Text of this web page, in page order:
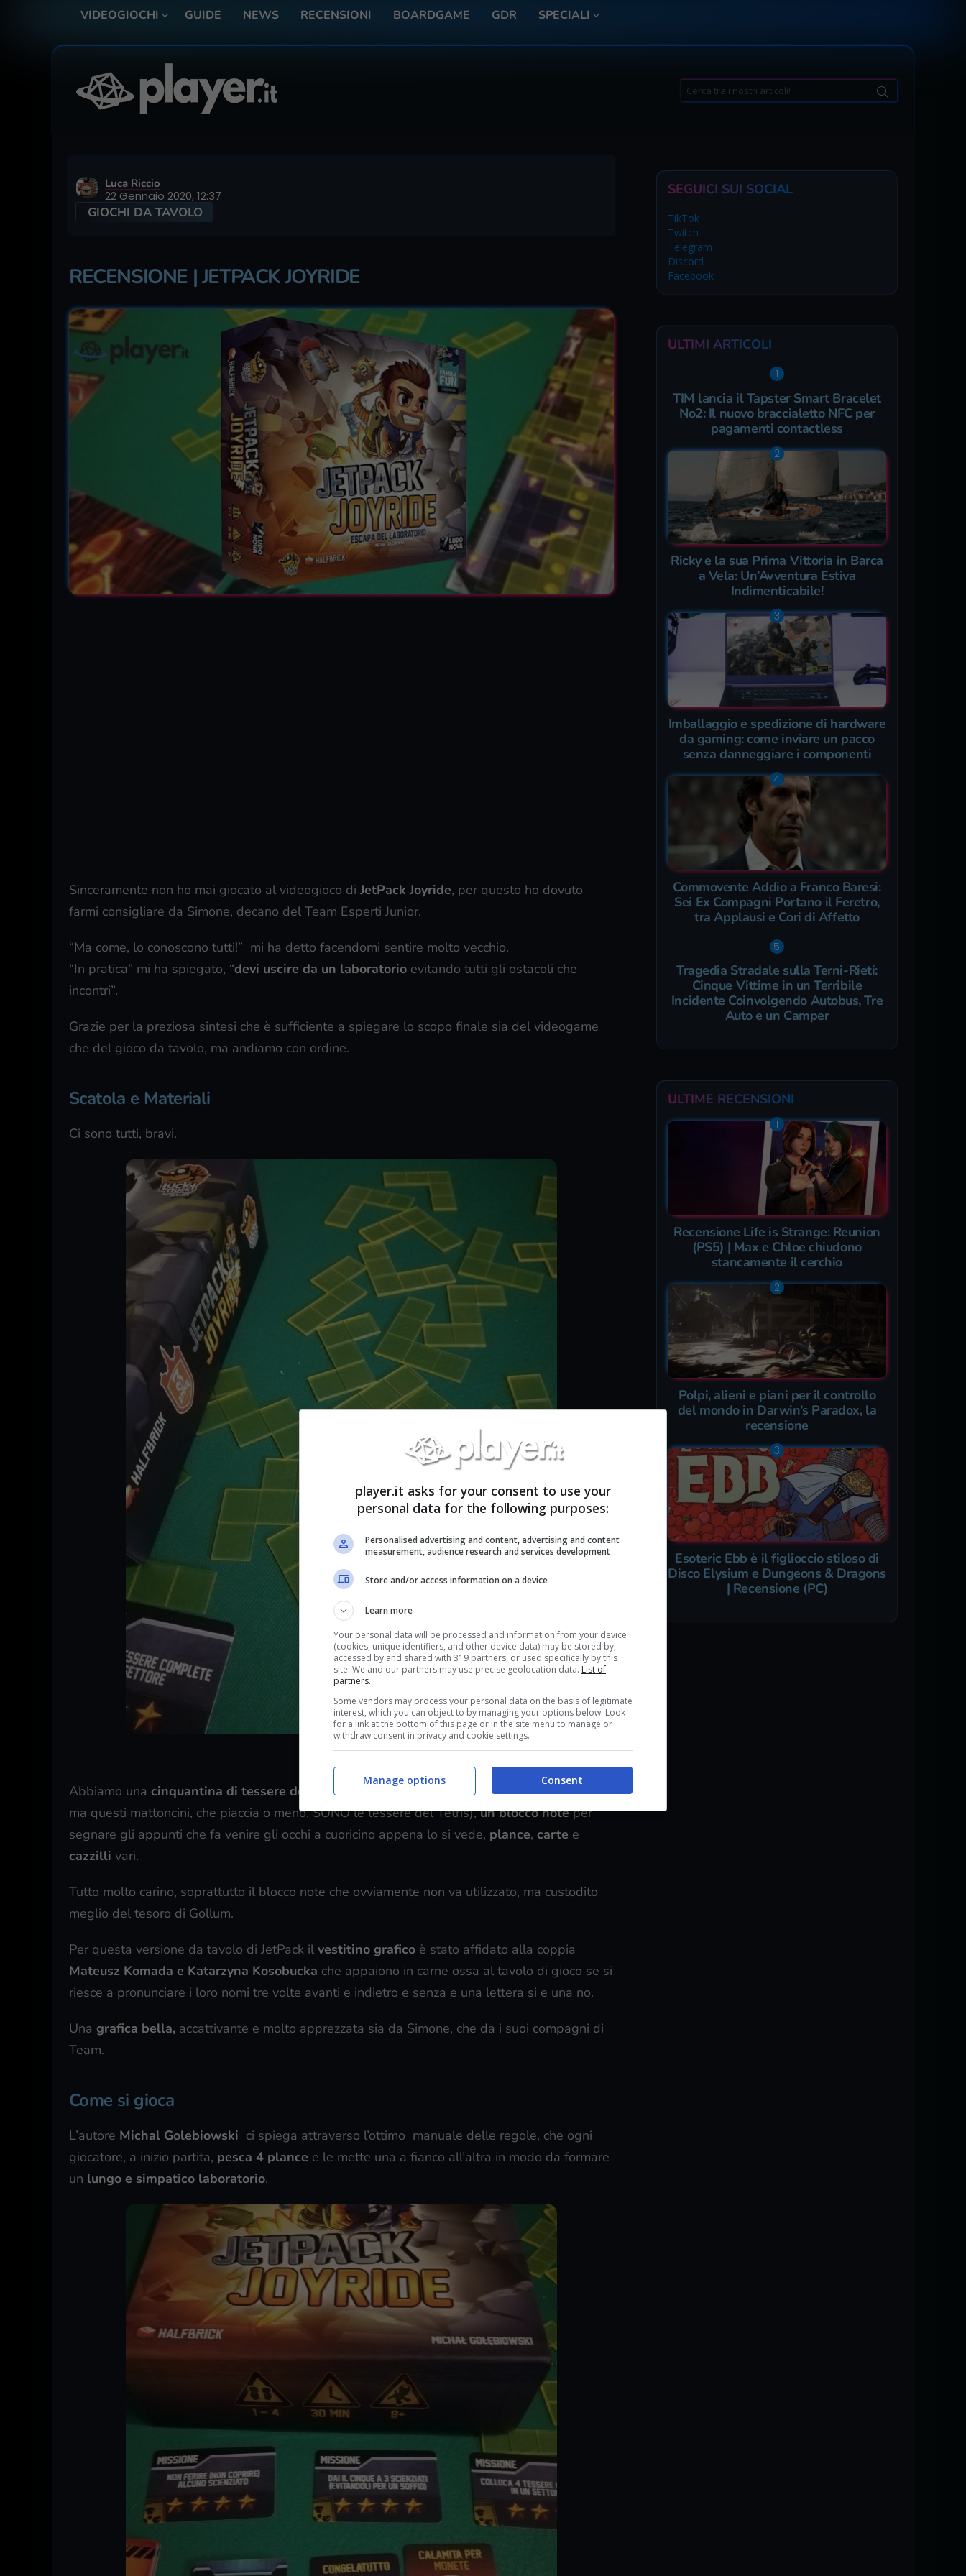
VIDEOGIOCHI GUIDE NEWS RECENSIONI BOARDGAME GDR SPECIALI
Search
for:
Luca Riccio
22 Gennaio 2020, 12:37
GIOCHI DA TAVOLO
RECENSIONE | JETPACK JOYRIDE
Sinceramente non ho mai giocato al videogioco di JetPack Joyride, per questo ho dovuto
farmi consigliare da Simone, decano del Team Esperti Junior.
“Ma come, lo conoscono tutti!” mi ha detto facendomi sentire molto vecchio.
“In pratica” mi ha spiegato, “devi uscire da un laboratorio evitando tutti gli ostacoli che
incontri”.
Grazie per la preziosa sintesi che è sufficiente a spiegare lo scopo finale sia del videogame
che del gioco da tavolo, ma andiamo con ordine.
Scatola e Materiali
Ci sono tutti, bravi.
Abbiamo una cinquantina di tessere del Tetris(qualcuno vorrebbe che dicessi “simil Tetris”,
ma questi mattoncini, che piaccia o meno, SONO le tessere del Tetris),un blocco noteper
segnare gli appunti che fa venire gli occhi a cuoricino appena lo si vede, plance, carte e
cazzilli vari.
Tutto molto carino, soprattutto il blocco note che ovviamente non va utilizzato, ma custodito
meglio del tesoro di Gollum.
Per questa versione da tavolo di JetPack il vestitino grafico è stato affidato alla coppia
Mateusz Komada e Katarzyna Kosobucka che appaiono in carne ossa al tavolo di gioco se si
riesce a pronunciare i loro nomi tre volte avanti e indietro e senza e una lettera si e una no.
Una grafica bella, accattivante e molto apprezzata sia da Simone, che da i suoi compagni di
Team.
Come si gioca
L’autore Michal Golebiowski ci spiega attraverso l’ottimo manuale delle regole, che ogni
giocatore, a inizio partita, pesca 4 plance e le mette una a fianco all’altra in modo da formare
un lungo e simpatico laboratorio.
SEGUICI SUI SOCIAL
TikTok
Twitch
Telegram
Discord
Facebook
ULTIMI ARTICOLI
TIM lancia il Tapster Smart Bracelet
No2: Il nuovo braccialetto NFC per
pagamenti contactless
Ricky e la sua Prima Vittoria in Barca
a Vela: Un’Avventura Estiva
Indimenticabile!
Imballaggio e spedizione di hardware
da gaming: come inviare un pacco
senza danneggiare i componenti
Commovente Addio a Franco Baresi:
Sei Ex Compagni Portano il Feretro,
tra Applausi e Cori di Affetto
Tragedia Stradale sulla Terni-Rieti:
Cinque Vittime in un Terribile
Incidente Coinvolgendo Autobus, Tre
Auto e un Camper
ULTIME RECENSIONI
Recensione Life is Strange: Reunion
(PS5) | Max e Chloe chiudono
stancamente il cerchio
Polpi, alieni e piani per il controllo
del mondo in Darwin’s Paradox, la
recensione
Esoteric Ebb è il figlioccio stiloso di
Disco Elysium e Dungeons & Dragons
| Recensione (PC)
player.it asks for your consent to use your
personal data for the following purposes:
Personalised advertising and content, advertising and content
measurement, audience research and services development
Store and/or access information on a device
Learn more
Your personal data will be processed and information from your device
(cookies, unique identifiers, and other device data) may be stored by,
accessed by and shared with 319 partners, or used specifically by this
site. We and our partners may use precise geolocation data. List of
partners.
Some vendors may process your personal data on the basis of legitimate
interest, which you can object to by managing your options below. Look
for a link at the bottom of this page or in the site menu to manage or
withdraw consent in privacy and cookie settings.
Consent
Manage options